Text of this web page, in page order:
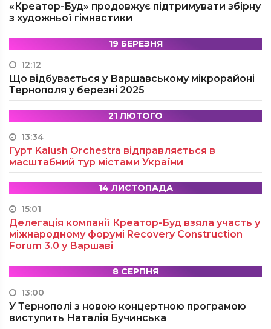
«Креатор-Буд» продовжує підтримувати збірну
з художньої гімнастики
19 БЕРЕЗНЯ
12:12
Що відбувається у Варшавському мікрорайоні
Тернополя у березні 2025
21 ЛЮТОГО
13:34
Гурт Kalush Orchestra відправляється в
масштабний тур містами України
14 ЛИСТОПАДА
15:01
Делегація компанії Креатор-Буд взяла участь у
міжнародному форумі Recovery Construction
Forum 3.0 у Варшаві
8 СЕРПНЯ
13:00
У Тернополі з новою концертною програмою
виступить Наталія Бучинська